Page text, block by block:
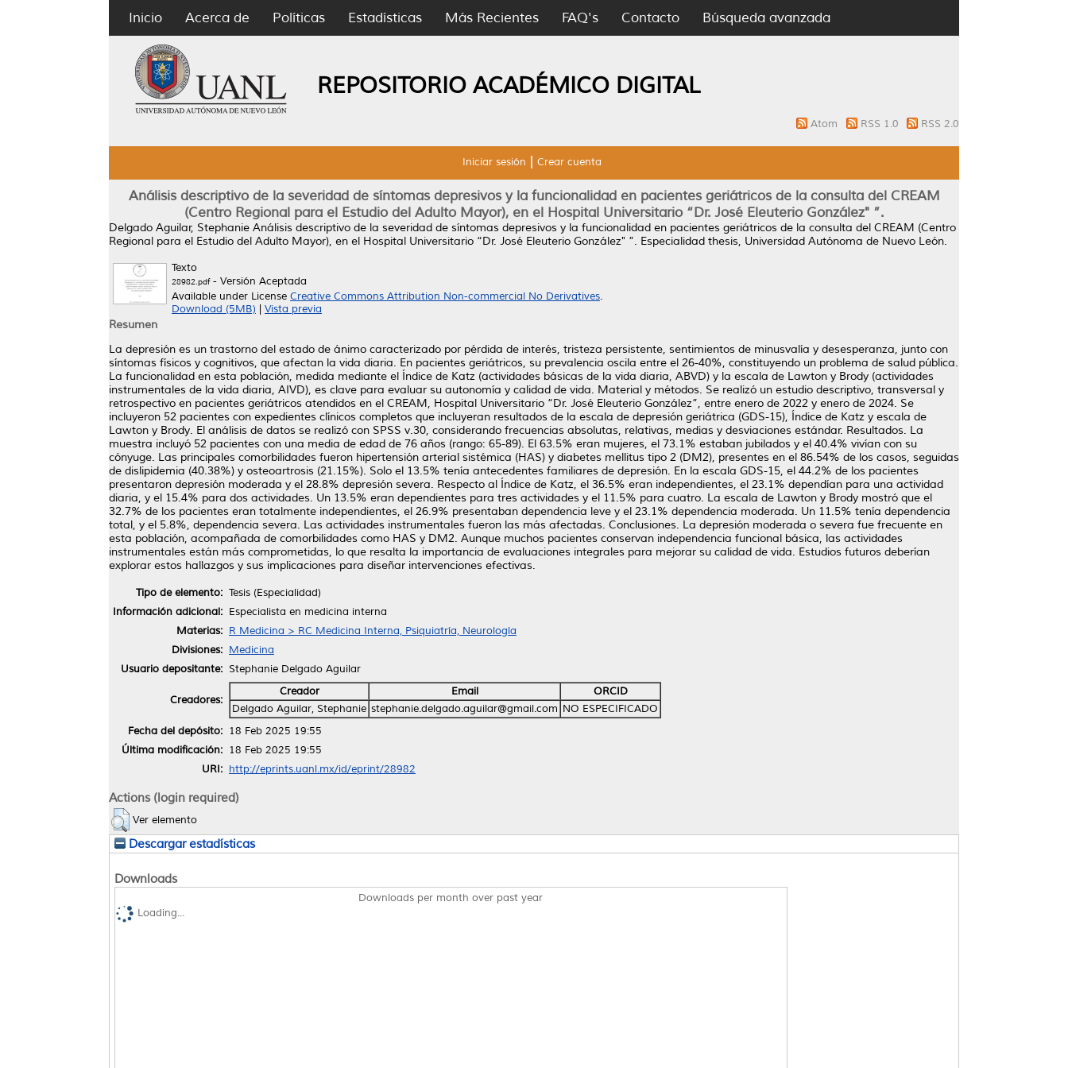
Inicio Acerca de Políticas Estadísticas Más Recientes FAQ's Contacto Búsqueda avanzada
REPOSITORIO ACADÉMICO DIGITAL
Atom RSS 1.0 RSS 2.0
Iniciar sesión Crear cuenta
Análisis descriptivo de la severidad de síntomas depresivos y la funcionalidad en pacientes geriátricos de la consulta del CREAM
(Centro Regional para el Estudio del Adulto Mayor), en el Hospital Universitario “Dr. José Eleuterio González" ”.
Delgado Aguilar, Stephanie Análisis descriptivo de la severidad de síntomas depresivos y la funcionalidad en pacientes geriátricos de la consulta del CREAM (Centro
Regional para el Estudio del Adulto Mayor), en el Hospital Universitario “Dr. José Eleuterio González" ”. Especialidad thesis, Universidad Autónoma de Nuevo León.
Texto
28982.pdf- Versión Aceptada
Available under License Creative Commons Attribution Non-commercial No Derivatives.
Download (5MB)
Vista previa
Resumen
La depresión es un trastorno del estado de ánimo caracterizado por pérdida de interés, tristeza persistente, sentimientos de minusvalía y desesperanza, junto con
síntomas físicos y cognitivos, que afectan la vida diaria. En pacientes geriátricos, su prevalencia oscila entre el 26-40%, constituyendo un problema de salud pública.
La funcionalidad en esta población, medida mediante el Índice de Katz (actividades básicas de la vida diaria, ABVD) y la escala de Lawton y Brody (actividades
instrumentales de la vida diaria, AIVD), es clave para evaluar su autonomía y calidad de vida. Material y métodos. Se realizó un estudio descriptivo, transversal y
retrospectivo en pacientes geriátricos atendidos en el CREAM, Hospital Universitario “Dr. José Eleuterio González”, entre enero de 2022 y enero de 2024. Se
incluyeron 52 pacientes con expedientes clínicos completos que incluyeran resultados de la escala de depresión geriátrica (GDS-15), Índice de Katz y escala de
Lawton y Brody. El análisis de datos se realizó con SPSS v.30, considerando frecuencias absolutas, relativas, medias y desviaciones estándar. Resultados. La
muestra incluyó 52 pacientes con una media de edad de 76 años (rango: 65-89). El 63.5% eran mujeres, el 73.1% estaban jubilados y el 40.4% vivían con su
cónyuge. Las principales comorbilidades fueron hipertensión arterial sistémica (HAS) y diabetes mellitus tipo 2 (DM2), presentes en el 86.54% de los casos, seguidas
de dislipidemia (40.38%) y osteoartrosis (21.15%). Solo el 13.5% tenía antecedentes familiares de depresión. En la escala GDS-15, el 44.2% de los pacientes
presentaron depresión moderada y el 28.8% depresión severa. Respecto al Índice de Katz, el 36.5% eran independientes, el 23.1% dependían para una actividad
diaria, y el 15.4% para dos actividades. Un 13.5% eran dependientes para tres actividades y el 11.5% para cuatro. La escala de Lawton y Brody mostró que el
32.7% de los pacientes eran totalmente independientes, el 26.9% presentaban dependencia leve y el 23.1% dependencia moderada. Un 11.5% tenía dependencia
total, y el 5.8%, dependencia severa. Las actividades instrumentales fueron las más afectadas. Conclusiones. La depresión moderada o severa fue frecuente en
esta población, acompañada de comorbilidades como HAS y DM2. Aunque muchos pacientes conservan independencia funcional básica, las actividades
instrumentales están más comprometidas, lo que resalta la importancia de evaluaciones integrales para mejorar su calidad de vida. Estudios futuros deberían
explorar estos hallazgos y sus implicaciones para diseñar intervenciones efectivas.
Tipo de elemento: Tesis (Especialidad)
Información adicional: Especialista en medicina interna
Materias: R Medicina > RC Medicina Interna, Psiquiatría, Neurología
Divisiones: Medicina
Usuario depositante: Stephanie Delgado Aguilar
Creadores:
Creador Email
ORCID
Delgado Aguilar, Stephanie stephanie.delgado.aguilar@gmail.com NO ESPECIFICADO
Fecha del depósito: 18 Feb 2025 19:55
Última modificación: 18 Feb 2025 19:55
URI: http://eprints.uanl.mx/id/eprint/28982
Actions (login required)
Ver elemento
Descargar estadísticas
Downloads
Downloads per month over past year
Loading...